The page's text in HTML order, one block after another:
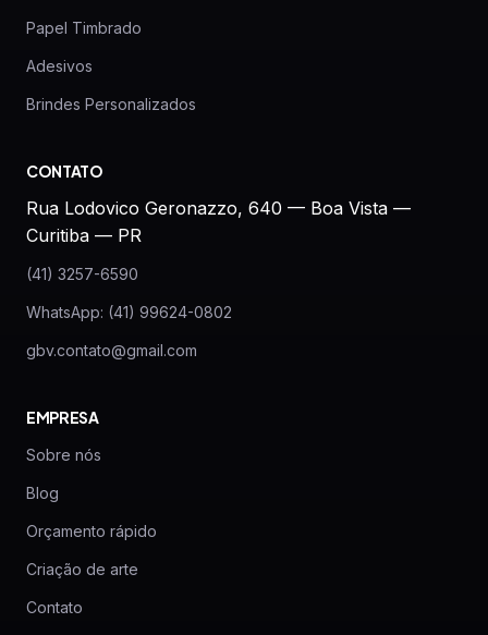
Papel Timbrado
Adesivos
Brindes Personalizados
CONTATO
Rua Lodovico Geronazzo, 640 — Boa Vista —
Curitiba — PR
(41) 3257-6590
WhatsApp: (41) 99624-0802
gbv.contato@gmail.com
EMPRESA
Sobre nós
Blog
Orçamento rápido
Criação de arte
Contato